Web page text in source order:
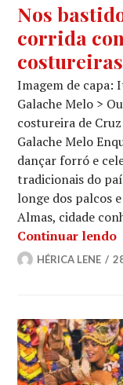
Nos
corrida
Imagem de capa:
Galache Melo >
costureira de
Galache Melo
dançar forró e
tradicionais do
longe dos palcos
Almas, cidade
Continuar lendo
HÉRICA LENE